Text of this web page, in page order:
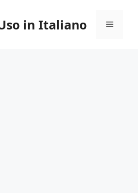
in Italiano Menu